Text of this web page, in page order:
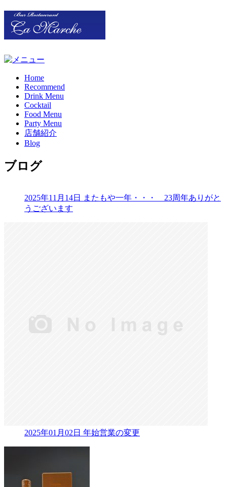
Home
Recommend
Drink Menu
Cocktail
Food Menu
Party Menu
店舗紹介
Blog
ブログ
2025年11月14日
またもや一年・・・ 23周年ありがと
うございます
2025年01月02日 年始営業の変更